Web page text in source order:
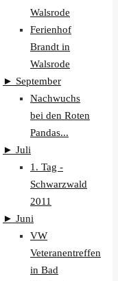
Walsrode
Ferienhof
Brandt in
Walsrode
► September
Nachwuchs
bei den Roten
Pandas...
► Juli
1. Tag -
Schwarzwald
2011
► Juni
VW
Veteranentreffen
in Bad